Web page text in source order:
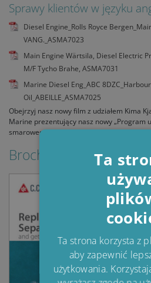
Sprawy klientów w języku
Diesel Engine_Rolls Royce
VANG._ASMA7023
Main Engine Wärtsila, Diesel Electric
M/F Tycho Brahe, ASMA7031
Marine Diesel Eng_ABC
Oil_ABEILLE_ASMA7025
Obejrzyj nasz nowy film z udziałem Kima
Marine prezentujący nasz nowy „Program
smarowego CJC” na targach SMM 2018 w
Brochures & Guides
Ta
Ta strona korzysta z
aby zapewnić
użytkowania.